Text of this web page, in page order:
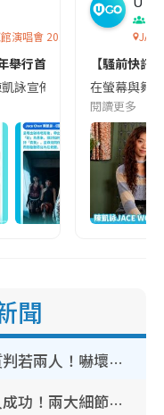
演唱會 2026
行首個個人紅館演唱會🐍
詠宣佈將於下年開辦佢個
【騷前快訊
在螢幕與舞
閱讀更多
聞
簡淑兒染金毛剪短頭髮氣質判若兩人！嚇壞老公麥大力都認唔出：「你做咩事？」
湯洛雯傳終於有好消息造人成功！兩大細節曝孕味極濃惹猜測：大肚婆先會咁！